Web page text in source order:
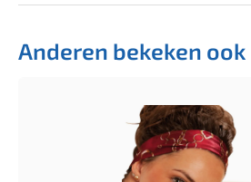
Anderen bekeken ook